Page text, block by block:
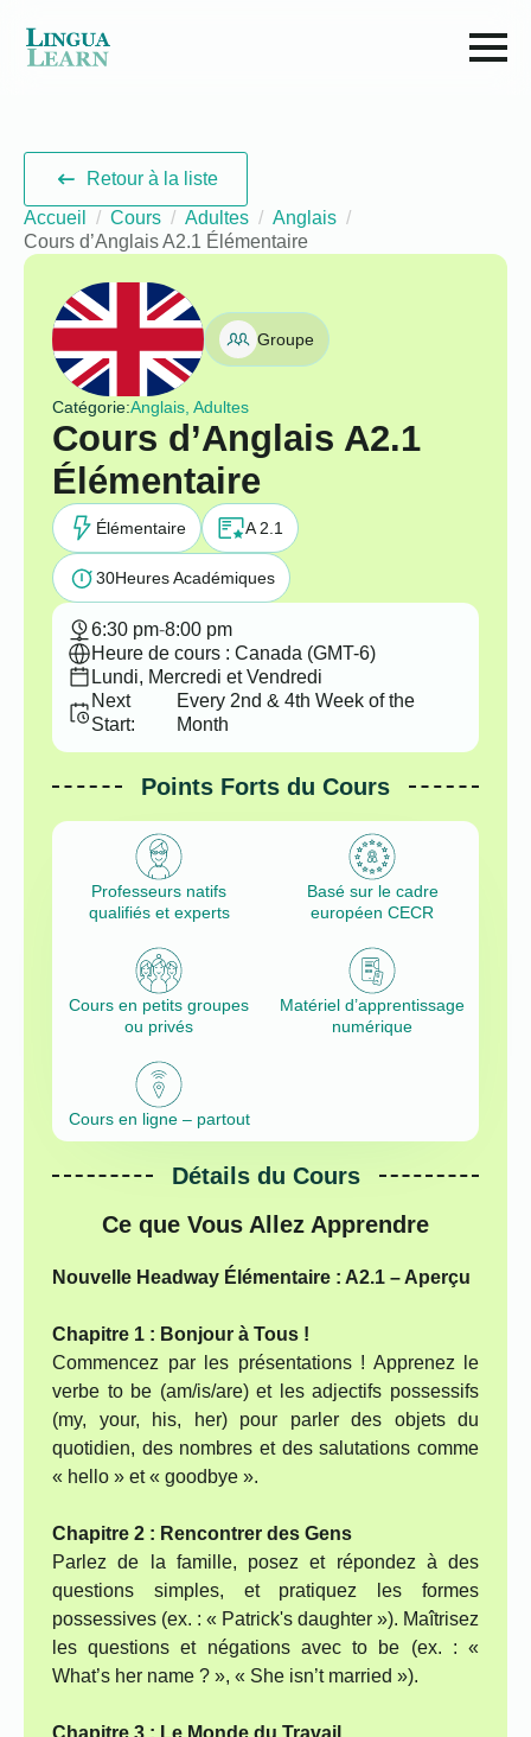
Retour à la liste
Accueil
Cours Adultes
Anglais
Cours d’Anglais A2.1 Élémentaire
Groupe
Catégorie:Anglais, Adultes
Cours d’Anglais A2.1
Élémentaire
Élémentaire A 2.1
30Heures Académiques
6:30 pm-8:00 pm
Heure de cours : Canada (GMT-6)
Lundi, Mercredi et Vendredi
Next
Start:
Every 2nd & 4th Week of the
Month
Points Forts du Cours
Professeurs natifs
qualifiés et experts
Basé sur le cadre
européen CECR
Cours en petits groupes
ou privés
Matériel d’apprentissage
numérique
Cours en ligne – partout
Détails du Cours
Ce que Vous Allez Apprendre
Nouvelle Headway Élémentaire : A2.1 – Aperçu
Chapitre 1 : Bonjour à Tous !
Commencez par les présentations ! Apprenez le
verbe to be (am/is/are) et les adjectifs possessifs
(my, your, his, her) pour parler des objets du
quotidien, des nombres et des salutations comme
« hello » et « goodbye ».
Chapitre 2 : Rencontrer des Gens
Parlez de la famille, posez et répondez à des
questions simples, et pratiquez les formes
possessives (ex. : « Patrick's daughter »). Maîtrisez
les questions et négations avec to be (ex. : «
What’s her name ? », « She isn’t married »).